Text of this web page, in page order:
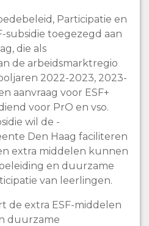
Participatie en
subsidie toegezegd aan
die als
de arbeidsmarktregio
2022-2023, 2023-
aanvraag voor ESF+
voor PrO en vso.
wil de -
Den Haag faciliteren
extra middelen kunnen
en duurzame
van leerlingen.
de extra ESF-middelen
duurzame